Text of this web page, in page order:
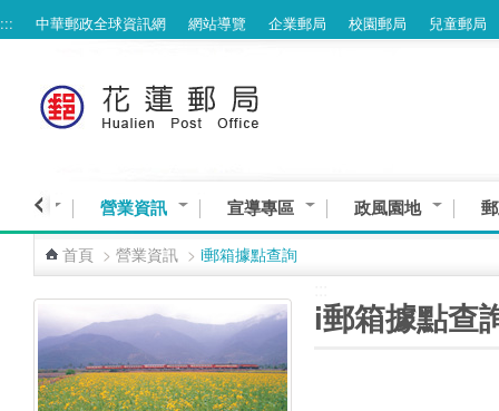
跳到主要內容區塊
::: 中華郵政全球資訊網 網站導覽 企業郵局 校園郵局 兒童郵局
服務 營業資訊 宣導專區 政風園地
首頁 > 營業資訊 > i郵箱據點查詢
i郵箱據點查